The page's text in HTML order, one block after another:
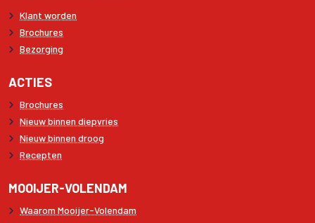
Klant worden
Brochures
Bezorging
ACTIES
Brochures
Nieuw binnen diepvries
Nieuw binnen droog
Recepten
MOOIJER-VOLENDAM
Waarom Mooijer-Volendam